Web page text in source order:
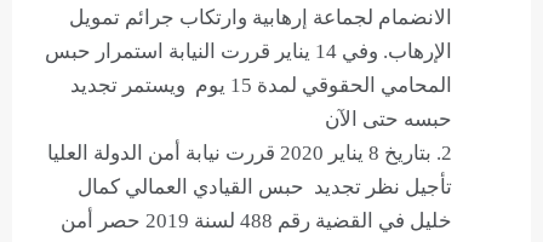
الانضمام لجماعة إرهابية وارتكاب جرائم تمويل
الإرهاب. وفي 14 يناير قررت النيابة استمرار حبس
المحامي الحقوقي لمدة 15 يوم ويستمر تجديد
حبسه حتى اﻵن
بتاريخ 8 يناير 2020 قررت نيابة أمن الدولة العليا
تأجيل نظر تجديد حبس القيادي العمالي كمال
خليل في القضية رقم 488 لسنة 2019 حصر أمن